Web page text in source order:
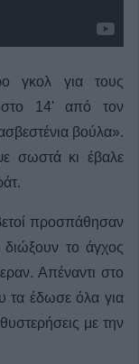
γκολ για τους
στο 14' από τον
βούλα».
σωστά κι έβαλε
προσπάθησαν
το άγχος
Απέναντι στο
τα έδωσε όλα για
με την